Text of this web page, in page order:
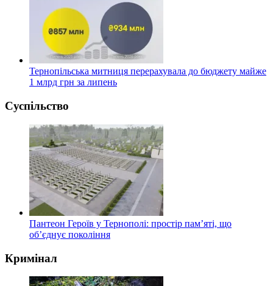
Тернопільська митниця перерахувала до бюджету майже
1 млрд грн за липень
Суспільство
Пантеон Героїв у Тернополі: простір пам’яті, що
об’єднує покоління
Кримінал